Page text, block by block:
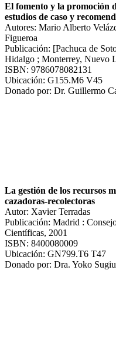
El fomento y la promoción
estudios de caso y
Autores: Mario Alberto
Figueroa
Publicación: [Pachuca de
Hidalgo ; Monterrey, Nuevo
ISBN: 9786078082131
Ubicación: G155.M6 V45
Donado por: Dr. Guillermo
La gestión de los recursos
cazadoras-recolectoras
Autor: Xavier Terradas
Publicación: Madrid :
Científicas, 2001
ISBN: 8400080009
Ubicación: GN799.T6 T47
Donado por: Dra. Yoko